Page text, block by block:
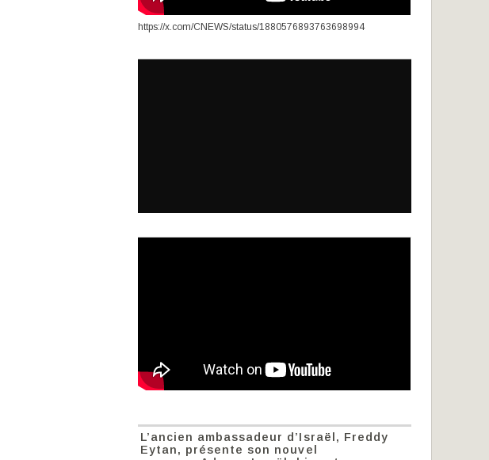
https://x.com/CNEWS/status/1880576893763698994
L’ancien ambassadeur d’Israël, Freddy
Eytan, présente son nouvel